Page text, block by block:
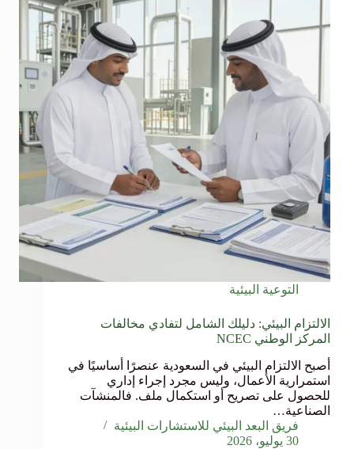
التوعية البيئية
الالتزام البيئي: دليلك الشامل لتفادي مخالفات
المركز الوطني NCEC
أصبح الالتزام البيئي في السعودية عنصرًا أساسيًا في
استمرارية الأعمال، وليس مجرد إجراء إداري
للحصول على تصريح أو استكمال ملف. فالمنشآت
الصناعية…
فريق البعد البيئي للاستشارات البيئية
30 يوليو، 2026